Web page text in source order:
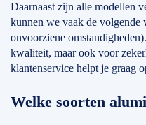
Daarnaast zijn alle modellen
kunnen we vaak de volgende
onvoorziene
kwaliteit, maar ook voor
klantenservice helpt je graag
Welke soorten